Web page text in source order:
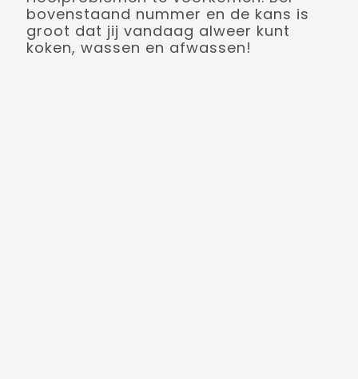
bovenstaand nummer en de kans is
groot dat jij vandaag alweer kunt
koken, wassen en afwassen!